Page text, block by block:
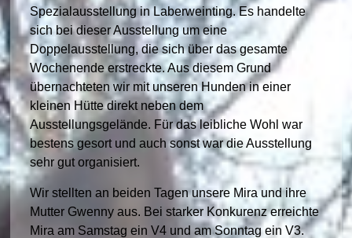
Spezialausstellung in Laberweinting. Es handelte
sich bei dieser Ausstellung um eine
Doppelausstellung, die sich über das gesamte
Wochenende erstreckte. Aus diesem Grund
übernachteten wir mit unseren Hunden in einer
kleinen Hütte direkt neben dem
Ausstellungsgelände. Für das leibliche Wohl war
bestens gesort und auch sonst war die Ausstellung
sehr gut organisiert.
Wir stellten an beiden Tagen unsere Mira und ihre
Mutter Gwenny aus. Bei starker Konkurenz erreichte
Mira am Samstag ein V4 und am Sonntag ein V3.